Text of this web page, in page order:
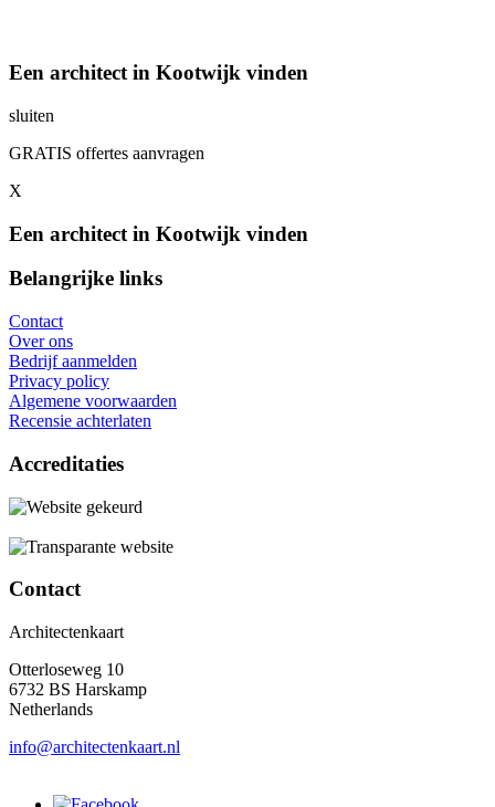
Een architect in Kootwijk vinden
sluiten
GRATIS offertes aanvragen
X
Een architect in Kootwijk vinden
Belangrijke links
Contact
Over ons
Bedrijf aanmelden
Privacy policy
Algemene voorwaarden
Recensie achterlaten
Accreditaties
Contact
Architectenkaart
Otterloseweg 10
6732 BS Harskamp
Netherlands
info@architectenkaart.nl